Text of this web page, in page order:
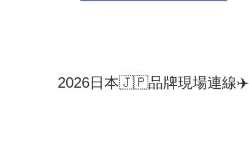
2026日本🇯🇵品牌現場連線✈️